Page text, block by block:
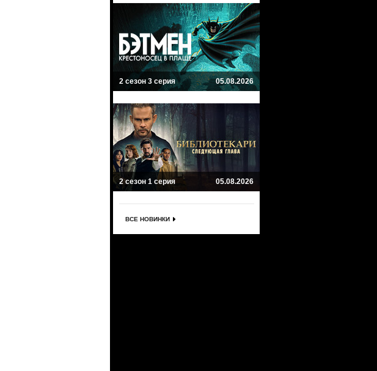
2 сезон 3 серия 05.08.2026
2 сезон 1 серия 05.08.2026
ВСЕ НОВИНКИ